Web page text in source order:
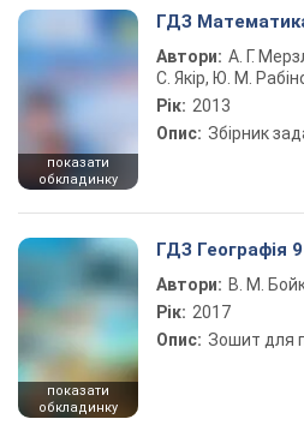
показати
обкладинку
ГДЗ
Автори: А. Г.
С. Якір, Ю. М.
Рік: 2013
Опис: Збірник
показати
обкладинку
ГДЗ Географія
Автори: В. М.
Рік: 2017
Опис: Зошит для